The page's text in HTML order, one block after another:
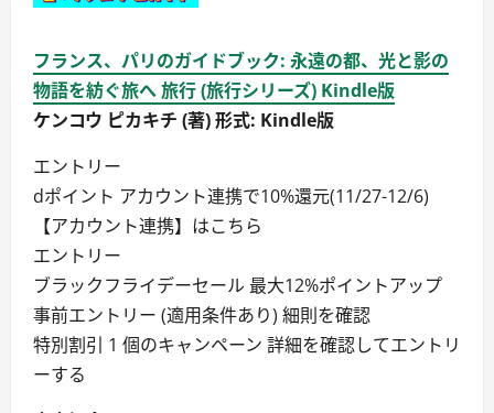
フランス、パリのガイドブック: 永遠の都、光と影の
物語を紡ぐ旅へ 旅行 (旅行シリーズ) Kindle版
ケンコウ ピカキチ (著) 形式: Kindle版
エントリー
dポイント アカウント連携で10%還元(11/27-12/6)
【アカウント連携】はこちら
エントリー
ブラックフライデーセール 最大12%ポイントアップ
事前エントリー (適用条件あり) 細則を確認
特別割引 1 個のキャンペーン 詳細を確認してエントリ
ーする